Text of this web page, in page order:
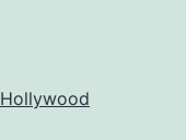
Hollywood